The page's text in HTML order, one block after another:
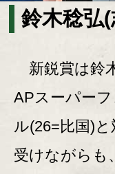
鈴木稔弘
新鋭賞は鈴
APスーパー
ル(26=比国)
受けながらも